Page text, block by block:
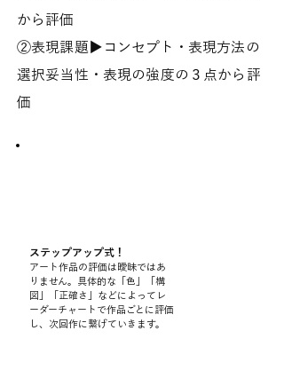
から評価
②表現課題▶︎コンセプト・表現方法の
選択妥当性・表現の強度の３点から評
価
ステップアップ式！
​アート作品の評価は曖昧ではあ
りません。具体的な「色」「構
図」「正確さ」などによってレ
ーダーチャートで作品ごとに評価
し、次回作に繋げていきます。